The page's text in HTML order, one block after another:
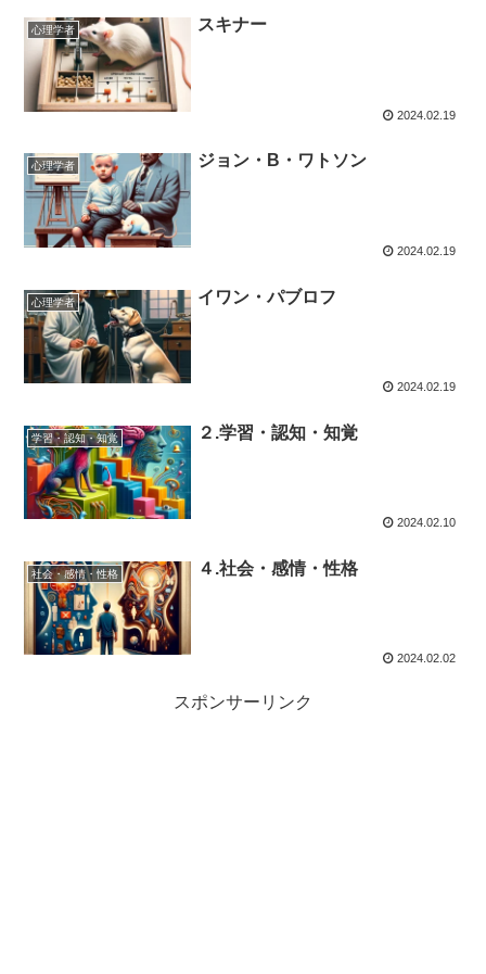
心理学者 スキナー
2024.02.19
心理学者 ジョン・B・ワトソン
2024.02.19
心理学者 イワン・パブロフ
2024.02.19
学習・認知・知覚 ２.学習・認知・知覚
2024.02.10
社会・感情・性格 ４.社会・感情・性格
2024.02.02
スポンサーリンク